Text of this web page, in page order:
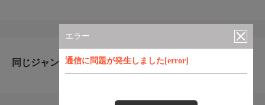
エラー
通信に問題が発生しました[error]
同じジャンルのおすすめ番組